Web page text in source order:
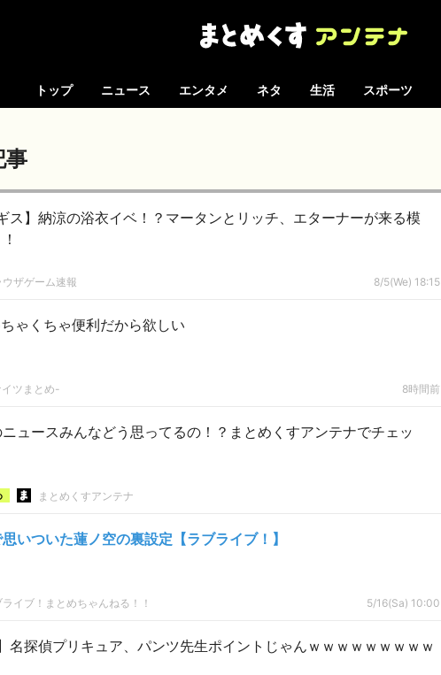
トップ ニュース エンタメ ネタ 生活 スポーツ
事
ス】納涼の浴衣イベ！？マータンとリッチ、エターナーが来る模
ウザゲーム速報 8/5(We) 18:15
ゃくちゃ便利だから欲しい
ツまとめ- 8時間前
ュースみんなどう思ってるの！？まとめくすアンテナでチェッ
まとめくすアンテナ
いついた蓮ノ空の裏設定【ラブライブ！】
ライブ！まとめちゃんねる！！ 5/16(Sa) 10:00
名探偵プリキュア、パンツ先生ポイントじゃんｗｗｗｗｗｗｗｗｗ